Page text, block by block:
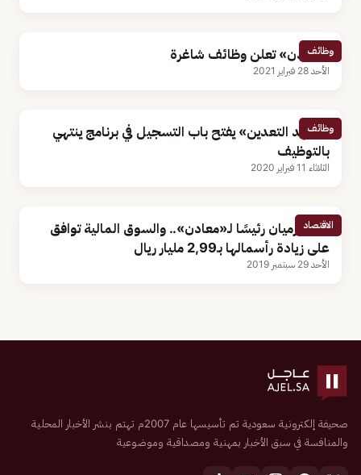
وظائف
«معادن» تعلن وظائف شاغرة
الأحد 28 فبراير 2021
وظائف
«معهد التعدين» يفتح باب التسجيل في برنامج ينتهي
بالتوظيف
الثلاثاء 11 فبراير 2020
الاقتصاد
ياسر الرميان رئيسًا لـ«معادن».. والسوق المالية توافق
على زيادة رأسمالها بـ2,99 مليار ريال
الأحد 29 سبتمبر 2019
صحيفة إلكترونية سعودية تم تأسيسها عام 2007م تهتم بنشر الأخبار المحلية
والمنافسة في سبق الأخبار بمهنية ومصداقية وموضوعية